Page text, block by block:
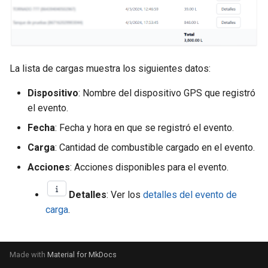
d
ú
Comportamiento
Perfil
Perfiles de servicio
Ingreso a la aplicación
Mapa de eventos de una
Notificaciones
Rendimiento de la Unidad
Rendimiento de la Flota
La lista de cargas muestra los siguientes datos:
Dispositivo: Nombre del dispositivo GPS que registró
el evento.
Fecha: Fecha y hora en que se registró el evento.
Carga: Cantidad de combustible cargado en el evento.
Acciones: Acciones disponibles para el evento.
Detalles: Ver los detalles del evento de
carga.
Made with Material for MkDocs